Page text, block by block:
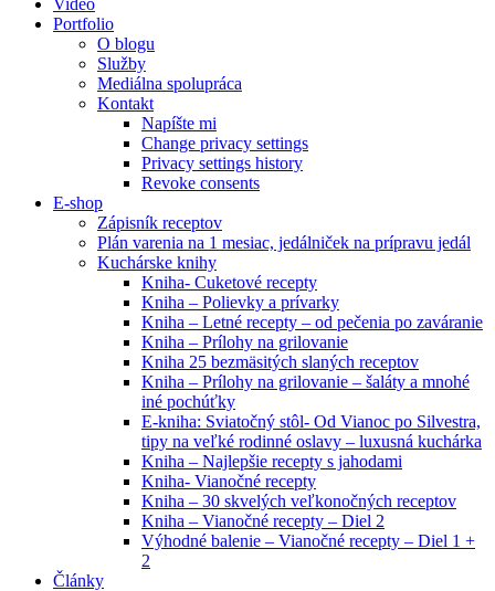
Video
Portfolio
O blogu
Služby
Mediálna spolupráca
Kontakt
Napíšte mi
Change privacy settings
Privacy settings history
Revoke consents
E-shop
Zápisník receptov
Plán varenia na 1 mesiac, jedálniček na prípravu jedál
Kuchárske knihy
Kniha- Cuketové recepty
Kniha – Polievky a prívarky
Kniha – Letné recepty – od pečenia po zaváranie
Kniha – Prílohy na grilovanie
Kniha 25 bezmäsitých slaných receptov
Kniha – Prílohy na grilovanie – šaláty a mnohé
iné pochúťky
E-kniha: Sviatočný stôl- Od Vianoc po Silvestra,
tipy na veľké rodinné oslavy – luxusná kuchárka
Kniha – Najlepšie recepty s jahodami
Kniha- Vianočné recepty
Kniha – 30 skvelých veľkonočných receptov
Kniha – Vianočné recepty – Diel 2
Výhodné balenie – Vianočné recepty – Diel 1 +
2
Články